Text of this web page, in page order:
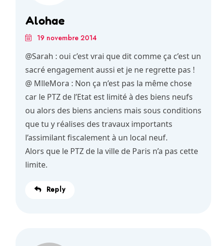
Alohae
19 novembre 2014
@Sarah : oui c’est vrai que dit comme ça c’est un
sacré engagement aussi et je ne regrette pas !
@ MlleMora : Non ça n’est pas la même chose
car le PTZ de l’Etat est limité à des biens neufs
ou alors des biens anciens mais sous conditions
que tu y réalises des travaux importants
l’assimilant fiscalement à un local neuf.
Alors que le PTZ de la ville de Paris n’a pas cette
limite.
Reply